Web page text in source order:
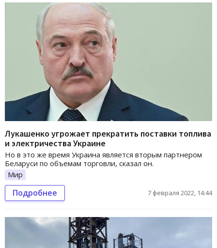
Лукашенко угрожает прекратить поставки топлива
и электричества Украине
Но в это же время Украина является вторым партнером
Беларуси по объемам торговли, сказал он.
Мир
Подробнее 7 февраля 2022, 14:44